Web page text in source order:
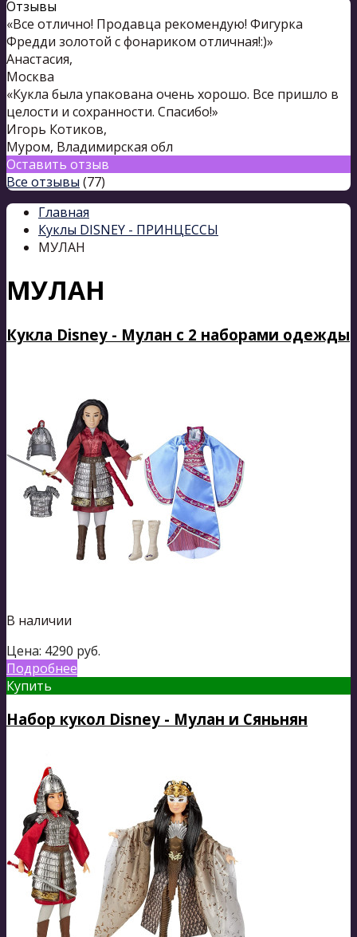
Отзывы
«Все отлично! Продавца рекомендую! Фигурка
Фредди золотой с фонариком отличная!:)»
Анастасия,
Москва
«Кукла была упакована очень хорошо. Все пришло в
целости и сохранности. Спасибо!»
Игорь Котиков,
Муром, Владимирская обл
Оставить отзыв
Все отзывы (77)
Главная
Куклы DISNEY - ПРИНЦЕССЫ
МУЛАН
МУЛАН
Кукла Disney - Мулан с 2 наборами одежды
В наличии
Цена: 4290 руб.
Подробнее
Купить
Набор кукол Disney - Мулан и Сяньнян